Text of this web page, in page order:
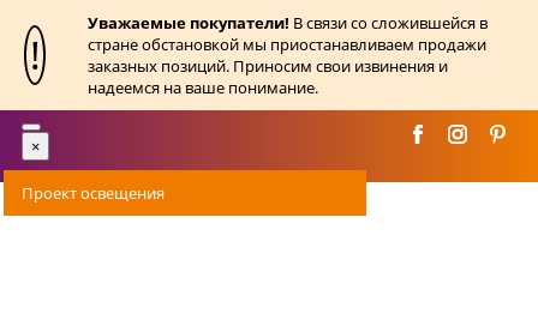
!
Уважаемые покупатели! В связи со сложившейся в
стране обстановкой мы приостанавливаем продажи
заказных позиций. Приносим свои извинения и
надеемся на ваше понимание.
Toggle
navigation
×
Проект освещения